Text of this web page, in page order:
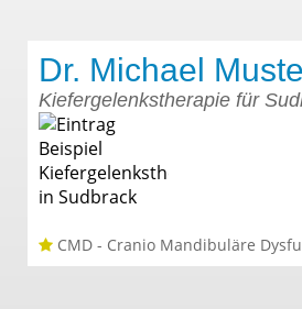
Dr. Michael
Kiefergelenkstherapie für
CMD - Cranio Mandibuläre